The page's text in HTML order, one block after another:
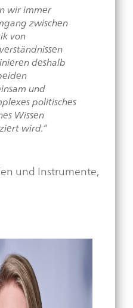
wir immer
zwischen
von
deshalb
und
politisches
Wissen
wird.“
und Instrumente,